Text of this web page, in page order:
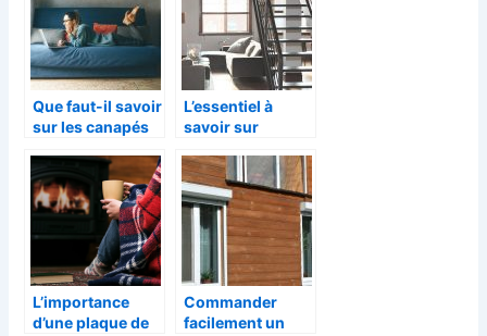
d’intérieur à
Bordeaux ?
Que faut-il savoir
sur les canapés
L’essentiel à
savoir sur
habitation
étudiants
L’importance
d’une plaque de
Commander
facilement un